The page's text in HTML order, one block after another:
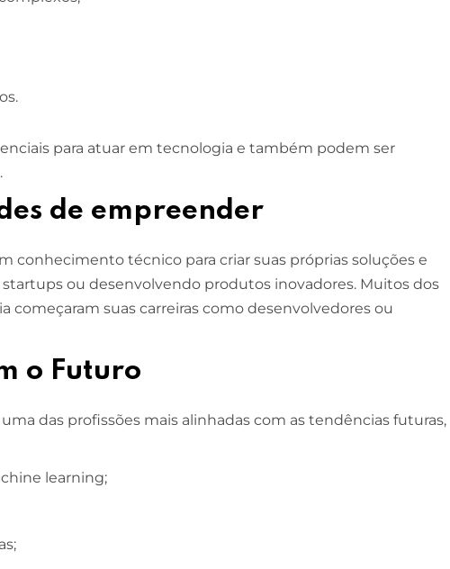
para atuar em tecnologia e também podem ser
de empreender
conhecimento técnico para criar suas próprias soluções e
ou desenvolvendo produtos inovadores. Muitos dos
começaram suas carreiras como desenvolvedores ou
o Futuro
das profissões mais alinhadas com as tendências futuras,
learning;